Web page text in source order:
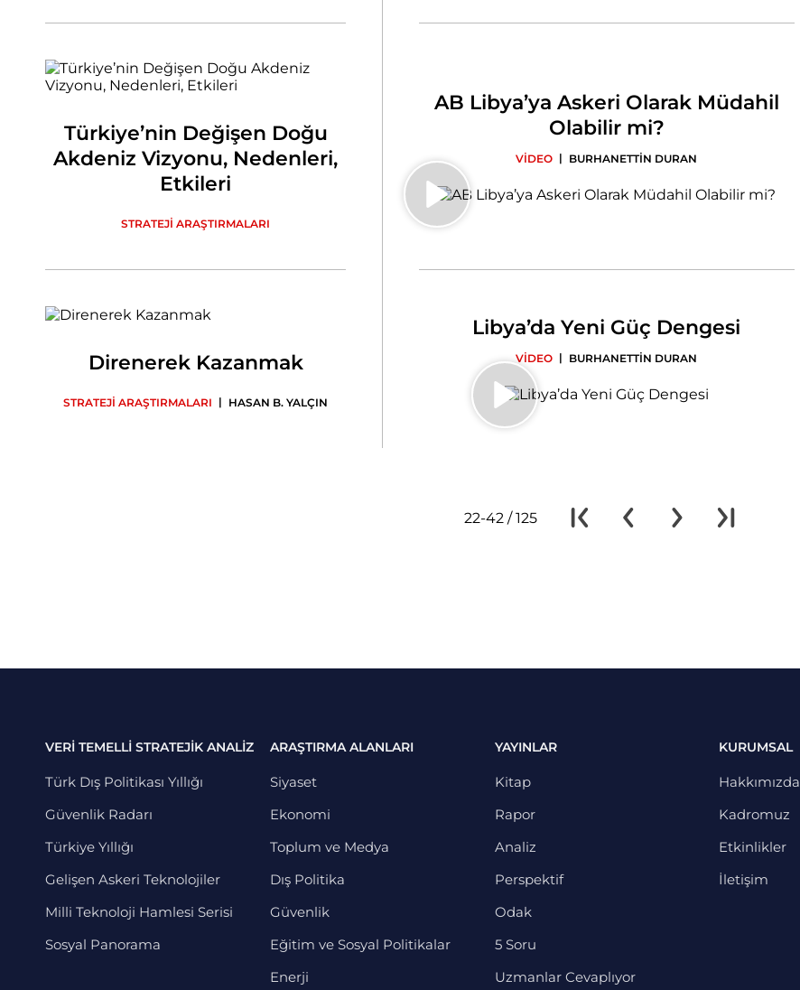
Türkiye’nin Değişen Doğu
Akdeniz Vizyonu, Nedenleri,
Etkileri
STRATEJİ ARAŞTIRMALARI
AB Libya’ya Askeri Olarak Müdahil
Olabilir mi?
VİDEO | BURHANETTİN DURAN
Direnerek Kazanmak
STRATEJİ ARAŞTIRMALARI | HASAN B. YALÇIN
Libya’da Yeni Güç Dengesi
VİDEO | BURHANETTİN DURAN
22-42 / 125
VERİ TEMELLİ STRATEJİK ANALİZ
Türk Dış Politikası Yıllığı
Güvenlik Radarı
Türkiye Yıllığı
Gelişen Askeri Teknolojiler
Milli Teknoloji Hamlesi Serisi
Sosyal Panorama
ARAŞTIRMA ALANLARI
Siyaset
Ekonomi
Toplum ve Medya
Dış Politika
Güvenlik
Eğitim ve Sosyal Politikalar
Enerji
YAYINLAR
Kitap
Rapor
Analiz
Perspektif
Odak
5 Soru
Uzmanlar Cevaplıyor
KURUMSAL
Hakkımızda
Kadromuz
Etkinlikler
İletişim